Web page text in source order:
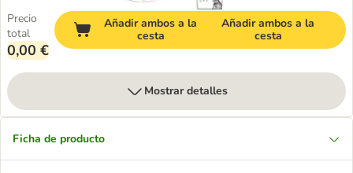
Precio
total
0,00 €
Añadir ambos a la
cesta
Añadir ambos a la
cesta
Mostrar detalles
Ficha de producto